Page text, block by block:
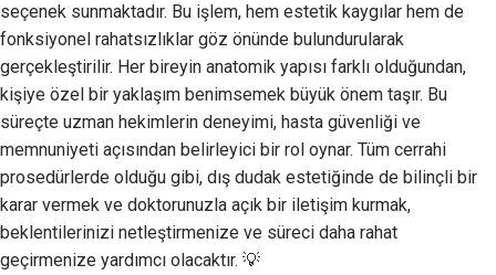
seçenek sunmaktadır. Bu işlem, hem estetik kaygılar hem de
fonksiyonel rahatsızlıklar göz önünde bulundurularak
gerçekleştirilir. Her bireyin anatomik yapısı farklı olduğundan,
kişiye özel bir yaklaşım benimsemek büyük önem taşır. Bu
süreçte uzman hekimlerin deneyimi, hasta güvenliği ve
memnuniyeti açısından belirleyici bir rol oynar. Tüm cerrahi
prosedürlerde olduğu gibi, dış dudak estetiğinde de bilinçli bir
karar vermek ve doktorunuzla açık bir iletişim kurmak,
beklentilerinizi netleştirmenize ve süreci daha rahat
geçirmenize yardımcı olacaktır. 💡